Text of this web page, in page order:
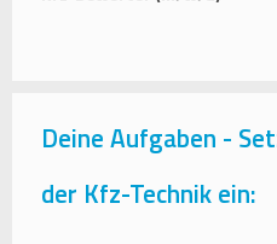
Deine Aufgaben -
der Kfz-Technik ein: